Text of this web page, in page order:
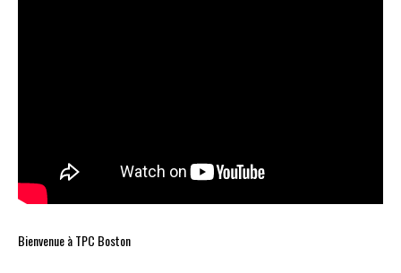
Bienvenue à TPC Boston